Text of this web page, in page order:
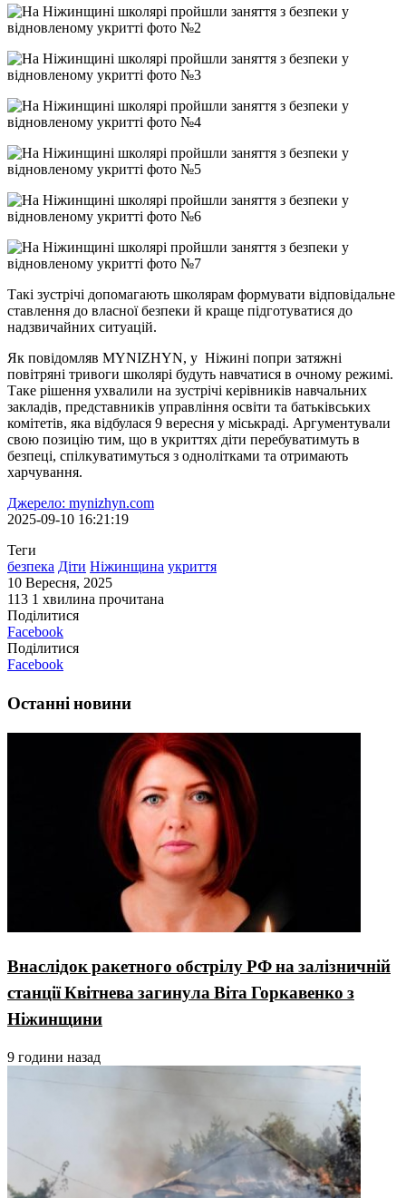
Такі зустрічі допомагають школярам формувати відповідальне
ставлення до власної безпеки й краще підготуватися до
надзвичайних ситуацій.
Як повідомляв MYNIZHYN, у Ніжині попри затяжні
повітряні тривоги школярі будуть навчатися в очному режимі.
Таке рішення ухвалили на зустрічі керівників навчальних
закладів, представників управління освіти та батьківських
комітетів, яка відбулася 9 вересня у міськраді. Аргументували
свою позицію тим, що в укриттях діти перебуватимуть в
безпеці, спілкуватимуться з однолітками та отримають
харчування.
Джерело: mynizhyn.com
2025-09-10 16:21:19
Теги
безпека Діти Ніжинщина укриття
10 Вересня, 2025
113 1 хвилина прочитана
Поділитися
Facebook
Поділитися
Facebook
Останні новини
Внаслідок ракетного обстрілу РФ на залізничній
станції Квітнева загинула Віта Горкавенко з
Ніжинщини
9 години назад